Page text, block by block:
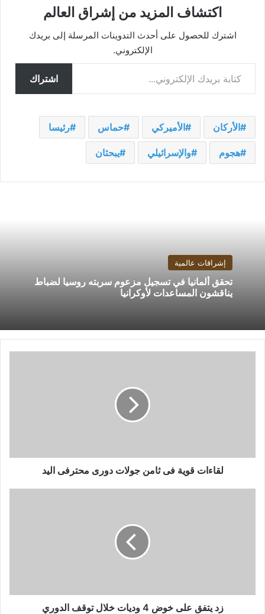
اكتشاف المزيد من إشراق العالم
اشترك للحصول على أحدث التدوينات المرسلة إلى بريدك
الإلكتروني.
كتابة بريدك الإلكتروني...
اشتراك
الأركان الأميركي حماس رئيسا
هجوم والإسرائيلي يبحثان
إشراقات عالمية
تحقق ألمانيا في تسجيل مزعوم سربته روسيا لضباط
يناقشون المساعدات لأوكرانيا
لقاءات قوية فى ثامن جولات دورى محترفى اليد
الدوري
زد يتفق على خوض 4 وديات خلال توقف الدوري